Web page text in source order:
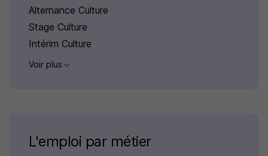
Alternance Culture
Stage Culture
Intérim Culture
Voir plus
L'emploi par métier